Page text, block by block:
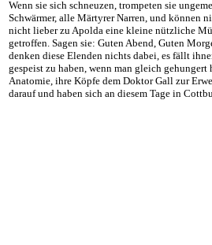
Wenn sie sich schneuzen, trompeten sie
Schwärmer, alle Märtyrer Narren, und können
nicht lieber zu Apolda eine kleine nützliche
getroffen. Sagen sie: Guten Abend, Guten
denken diese Elenden nichts dabei, es fällt
gespeist zu haben, wenn man gleich
Anatomie, ihre Köpfe dem Doktor Gall zur
darauf und haben sich an diesem Tage in